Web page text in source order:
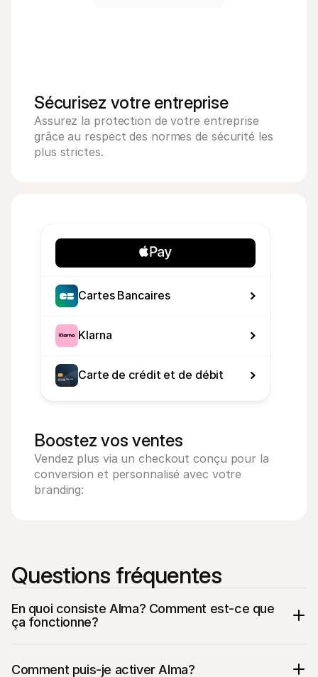
Sécurisez votre entreprise
Assurez la protection de votre entreprise
grâce au respect des normes de sécurité les
plus strictes.
Cartes Bancaires
Klarna
Carte de crédit et de débit
Boostez vos ventes
Vendez plus via un checkout conçu pour la
conversion et personnalisé avec votre
branding:
Questions fréquentes
En quoi consiste Alma? Comment est-ce que
ça fonctionne?
Comment puis-je activer Alma?